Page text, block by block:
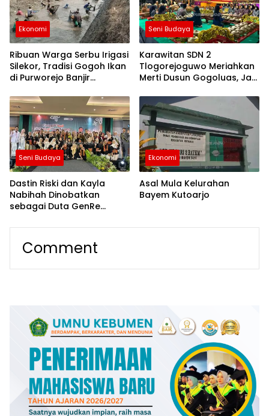
Ekonomi
Ribuan Warga Serbu Irigasi
Silekor, Tradisi Gogoh Ikan
di Purworejo Banjir
Seni Budaya
Karawitan SDN 2
Tlogorejoguwo Meriahkan
Merti Dusun Gogoluas, Jadi
Lestarikan Budaya Jawa
Seni Budaya
Dastin Riski dan Kayla
Nabihah Dinobatkan
sebagai Duta GenRe
Agen Perubahan Remaja
Ekonomi
Asal Mula Kelurahan
Bayem Kutoarjo
Comment